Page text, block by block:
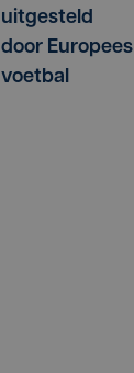
uitgesteld
door Europees
voetbal